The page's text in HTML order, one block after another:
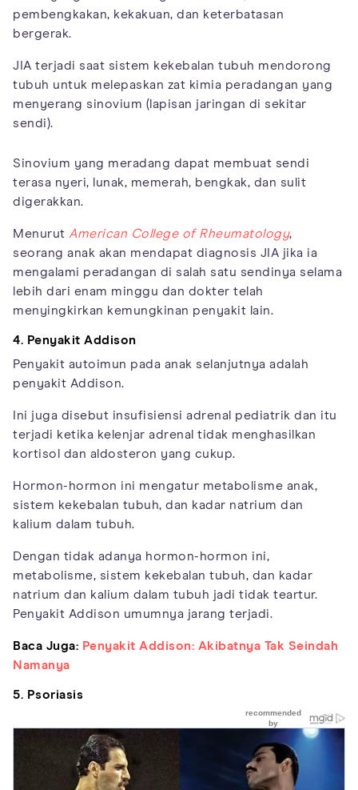
pembengkakan, kekakuan, dan keterbatasan
bergerak.
JIA terjadi saat sistem kekebalan tubuh mendorong
tubuh untuk melepaskan zat kimia peradangan yang
menyerang sinovium (lapisan jaringan di sekitar
sendi).
Sinovium yang meradang dapat membuat sendi
terasa nyeri, lunak, memerah, bengkak, dan sulit
digerakkan.
Menurut American College of Rheumatology,
seorang anak akan mendapat diagnosis JIA jika ia
mengalami peradangan di salah satu sendinya selama
lebih dari enam minggu dan dokter telah
menyingkirkan kemungkinan penyakit lain.
4. Penyakit Addison
Penyakit autoimun pada anak selanjutnya adalah
penyakit Addison.
Ini juga disebut insufisiensi adrenal pediatrik dan itu
terjadi ketika kelenjar adrenal tidak menghasilkan
kortisol dan aldosteron yang cukup.
Hormon-hormon ini mengatur metabolisme anak,
sistem kekebalan tubuh, dan kadar natrium dan
kalium dalam tubuh.
Dengan tidak adanya hormon-hormon ini,
metabolisme, sistem kekebalan tubuh, dan kadar
natrium dan kalium dalam tubuh jadi tidak teartur.
Penyakit Addison umumnya jarang terjadi.
Baca Juga: Penyakit Addison: Akibatnya Tak Seindah
Namanya
5. Psoriasis